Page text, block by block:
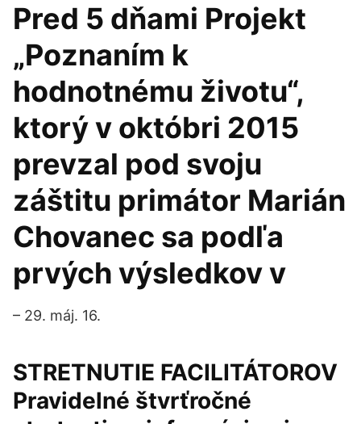
Pred 5 dňami Projekt
„Poznaním k
hodnotnému životu“,
ktorý v októbri 2015
prevzal pod svoju
záštitu primátor Marián
Chovanec sa podľa
prvých výsledkov v
– 29. máj. 16.
STRETNUTIE FACILITÁTOROV
Pravidelné štvrťročné